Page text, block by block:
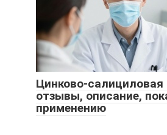
Цинково-салициловая
отзывы, описание,
применению